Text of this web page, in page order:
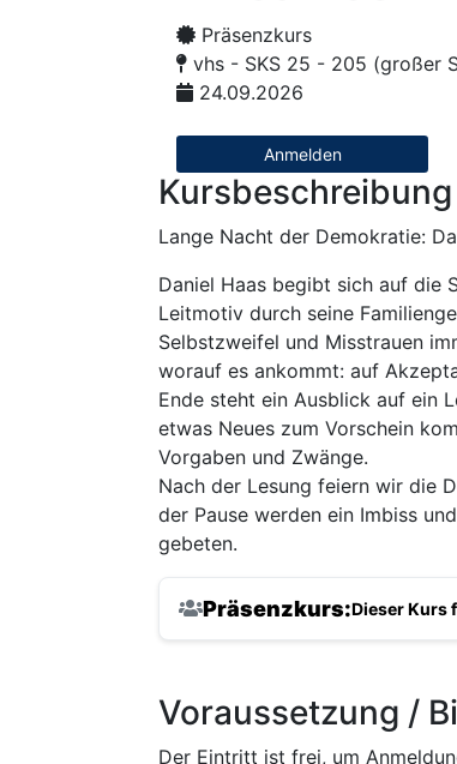
Präsenzkurs
vhs - SKS 25 - 205 (großer
24.09.2026
Anmelden
Kursbeschreibung
Lange Nacht der Demokratie:
Daniel Haas begibt sich auf die
Leitmotiv durch seine
Selbstzweifel und Misstrauen
worauf es ankommt: auf
Ende steht ein Aus­blick auf ein
etwas Neues zum Vorschein
Vorgaben und Zwänge.
Nach der Lesung feiern wir die
der Pause werden ein Imbiss
gebeten.
Präsenzkurs:Dieser Kurs
Voraussetzung /
Der Eintritt ist frei, um